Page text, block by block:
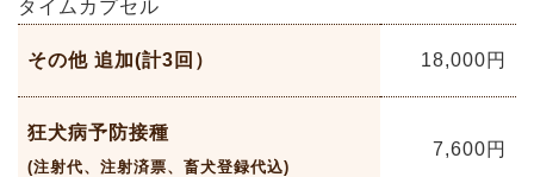
タイムカプセル
その他 追加(計3回） 18,000円
狂犬病予防接種
(注射代、注射済票、畜犬登録代込)
7,600円